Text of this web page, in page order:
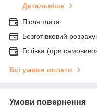
Детальніше
Післяплата
Безготівковий
Готівка (при
Всі умови оплати
Умови повернення